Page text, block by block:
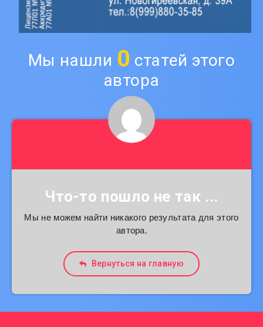
Мы нашли 0 статей этого
автора
Что-то пошло не так ...
Мы не можем найти никакого результата для этого
автора.
Вернуться на главную